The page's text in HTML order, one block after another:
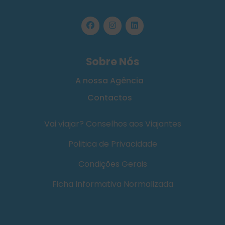
Sobre Nós
A nossa Agência
Contactos
Vai viajar? Conselhos aos Viajantes
Politica de Privacidade
Condições Gerais
Ficha Informativa Normalizada